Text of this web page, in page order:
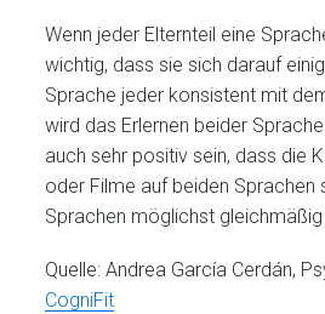
Wenn jeder Elternteil eine
wichtig, dass sie sich darauf
Sprache jeder konsistent mit
wird das Erlernen beider
auch sehr positiv sein, dass die
oder Filme auf beiden Sprachen
Sprachen möglichst gleichmäßig
Quelle: Andrea García Cerdán,
CogniFit